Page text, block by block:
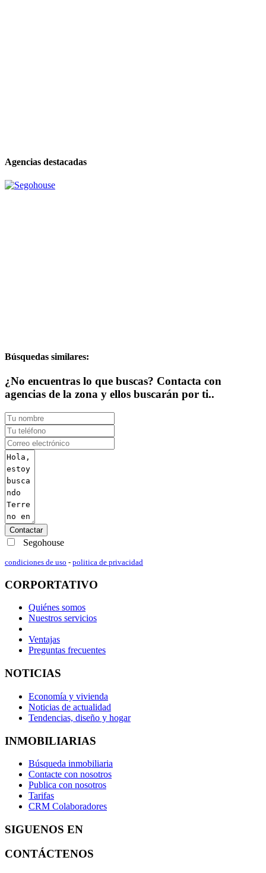
Agencias destacadas
Búsquedas similares:
¿No encuentras lo que buscas? Contacta con
agencias de la zona y ellos buscarán por ti..
Contactar
Segohouse
condiciones de uso - politica de privacidad
CORPORTATIVO
Quiénes somos
Nuestros servicios
Ventajas
Preguntas frecuentes
NOTICIAS
Economía y vivienda
Noticias de actualidad
Tendencias, diseño y hogar
INMOBILIARIAS
Búsqueda inmobiliaria
Contacte con nosotros
Publica con nosotros
Tarifas
CRM Colaboradores
SIGUENOS EN
CONTÁCTENOS